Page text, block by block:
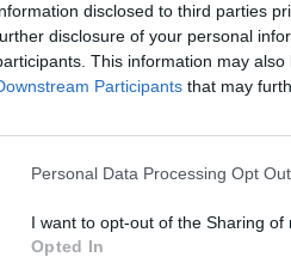
disclosed to third parties
disclosure of your personal
This information may
Participants that may
Personal Data Processing Opt
I want to opt-out of the Sharing of
Opted In